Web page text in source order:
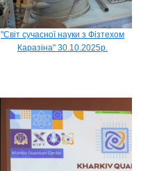
"Світ сучасної науки з Фізтехом
Каразіна" 30.10.2025р.